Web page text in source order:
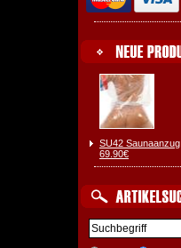
SU42 Saunaanzug
69.90€